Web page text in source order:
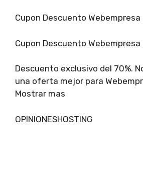
Cupon Descuento Webempresa
Cupon Descuento Webempresa
Descuento exclusivo del 70%.
una oferta mejor para
Mostrar mas
OPINIONESHOSTING